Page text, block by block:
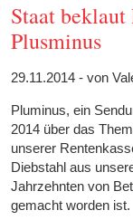
Staat
Plusminus
29.11.2014 - von
Pluminus, ein
2014 über das
unserer
Diebstahl aus
Jahrzehnten von
gemacht worden ist.